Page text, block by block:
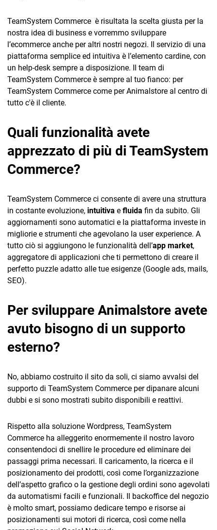
TeamSystem Commerce è risultata la scelta giusta per la
nostra idea di business e vorremmo sviluppare
l’ecommerce anche per altri nostri negozi. Il servizio di una
piattaforma semplice ed intuitiva è l’elemento cardine, con
un help-desk sempre a disposizione. Il team di
TeamSystem Commerce è sempre al tuo fianco: per
TeamSystem Commerce come per Animalstore al centro di
tutto c'è il cliente.
Quali funzionalità avete
apprezzato di più di TeamSystem
Commerce?
TeamSystem Commerce ci consente di avere una struttura
in costante evoluzione, intuitiva e fluida fin da subito. Gli
aggiornamenti sono automatici e la piattaforma investe in
migliorie e strumenti che agevolano la user experience. A
tutto ciò si aggiungono le funzionalità dell’app market,
aggregatore di applicazioni che ti permettono di creare il
perfetto puzzle adatto alle tue esigenze (Google ads, mails,
SEO).
Per sviluppare Animalstore avete
avuto bisogno di un supporto
esterno?
No, abbiamo costruito il sito da soli, ci siamo avvalsi del
supporto di TeamSystem Commerce per dipanare alcuni
dubbi e si sono mostrati subito disponibili e reattivi.
Rispetto alla soluzione Wordpress, TeamSystem
Commerce ha alleggerito enormemente il nostro lavoro
consentendoci di snellire le procedure ed eliminare dei
passaggi prima necessari. Il caricamento, la ricerca e il
posizionamento dei prodotti, così come l’organizzazione
dell’aspetto grafico o la gestione degli ordini sono agevolati
da automatismi facili e funzionali. Il backoffice del negozio
è molto smart, possiamo dedicare tempo e risorse ai
posizionamenti sui motori di ricerca, così come nella